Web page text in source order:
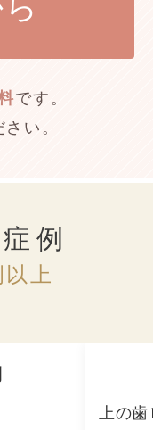
です。
い。
例
上
上の